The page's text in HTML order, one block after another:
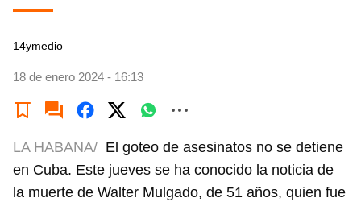
14ymedio
18 de enero 2024 - 16:13
LA HABANA/ El goteo de asesinatos no se detiene
en Cuba. Este jueves se ha conocido la noticia de
la muerte de Walter Mulgado, de 51 años, quien fue